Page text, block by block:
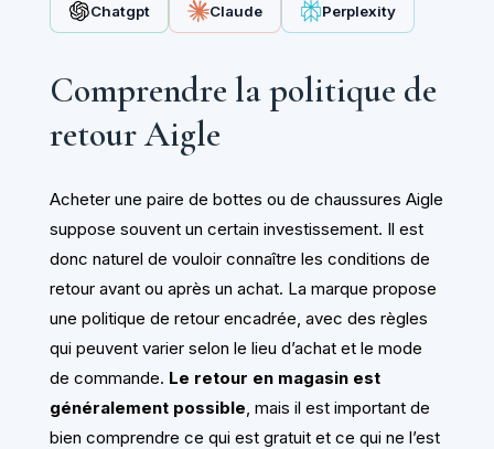
Chatgpt Claude Perplexity
Comprendre la politique de
retour Aigle
Acheter une paire de bottes ou de chaussures Aigle
suppose souvent un certain investissement. Il est
donc naturel de vouloir connaître les conditions de
retour avant ou après un achat. La marque propose
une politique de retour encadrée, avec des règles
qui peuvent varier selon le lieu d’achat et le mode
de commande. Le retour en magasin est
généralement possible , mais il est important de
bien comprendre ce qui est gratuit et ce qui ne l’est